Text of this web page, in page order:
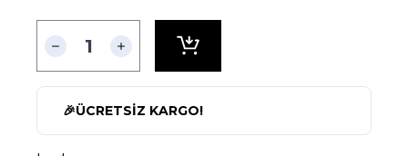
🎉ÜCRETSİZ KARGO!